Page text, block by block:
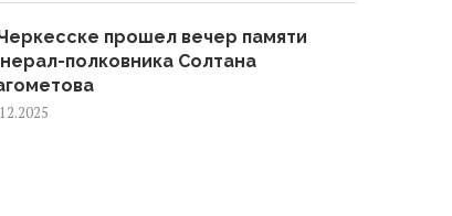
прошел вечер памяти
полковника Солтана